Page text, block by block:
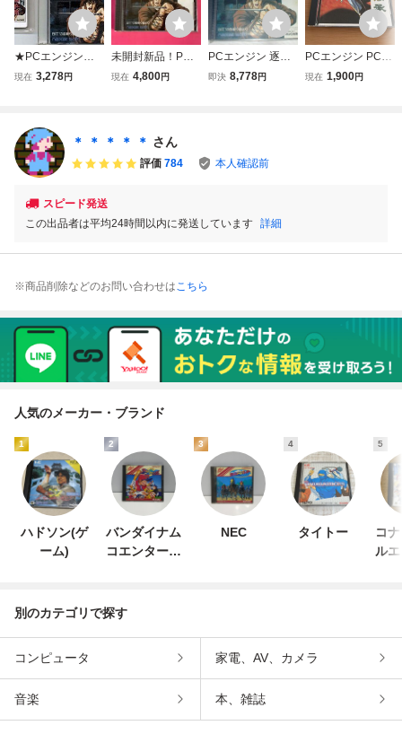
★PCエンジン★H
uカード★【逐電
現在 3,278円
未開封新品！PC
逐電屋 藤兵
現在 4,800円
PCエンジン 逐電
屋 藤兵衛 BIT2の
即決 8,778円
PCエンジン PCE
Huカード 神武伝
現在 1,900円
＊ ＊ ＊ ＊ ＊ さん
評価 784 本人確認前
スピード発送
この出品者は平均24時間以内に発送しています 詳細
※商品削除などのお問い合わせはこちら
人気のメーカー・ブランド
1
ハドソン(ゲ
ーム)
2
バンダイナム
コエンターテ
3
NEC
4
タイトー
5
コ
ル
別のカテゴリで探す
コンピュータ 家電、AV、カメラ
音楽 本、雑誌